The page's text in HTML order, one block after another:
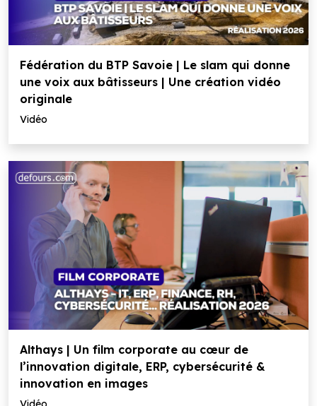
Fédération du BTP Savoie | Le slam qui donne
une voix aux bâtisseurs | Une création vidéo
originale
Vidéo
Althays | Un film corporate au cœur de
l’innovation digitale, ERP, cybersécurité &
innovation en images